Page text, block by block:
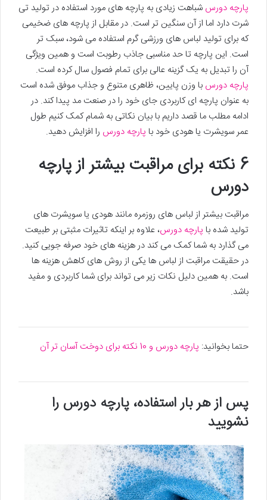
پارچه دورس شباهت زیادی به پارچه های مورد استفاده در تولید تی
شرت دارد اما از آن سنگین تر است. در مقابل از پارچه های ضخیمی
که برای تولید لباس های ورزشی گرم استفاده می شود، سبک تر
است. این پارچه تا حد مناسبی جاذب رطوبت است و همین ویژگی
آن را تبدیل به یک گزینه عالی برای تمام فصول سال کرده است.
پارچه دورس با وزن پایین، ظاهری متنوع و جذاب موفق شده است
به عنوان پارچه ای کاربردی جای خود را در صنعت مد پیدا کند. در
ادامه مطلب ما قصد داریم با بیان نکاتی به شمام کمک کنیم طول
عمر سویشرت یا هودی خود با پارچه دورس را افزایش دهید.
6 نکته برای مراقبت بیشتر از پارچه
دورس
مراقبت بیشتر از لباس های روزمره مانند هودی یا سویشرت های
تولید شده با پارچه دورس، علاوه بر اینکه تاثیرات مثبتی بر طبیعت
می گذارد به شما کمک می کند در هزینه های خود صرفه جویی کنید.
در حقیقت مراقبت از لباس ها یکی از روش های کاهش هزینه ها
است. به همین دلیل نکات زیر می تواند برای شما کاربردی و مفید
باشد.
حتما بخوانید: پارچه دورس و 10 نکته برای دوخت آسان تر آن
پس از هر بار استفاده، پارچه دورس را
نشویید